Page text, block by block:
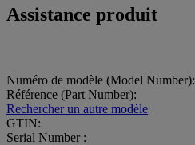
Assistance produit
Numéro de modèle (Model Number):
Référence (Part Number):
Rechercher un autre modèle
GTIN:
Serial Number :